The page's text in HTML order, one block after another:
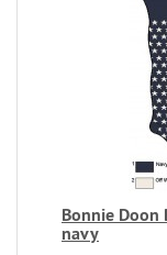
Bonnie Doon
navy